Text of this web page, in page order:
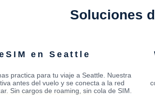
Soluciones
en Seattle
practica para tu viaje a Seattle. Nuestra
antes del vuelo y se conecta a la red
Sin cargos de roaming, sin cola de SIM.